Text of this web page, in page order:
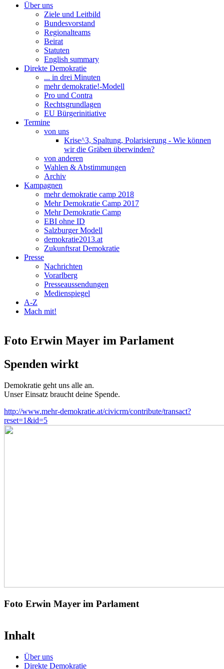
Über uns
Ziele und Leitbild
Bundesvorstand
Regionalteams
Beirat
Statuten
English summary
Direkte Demokratie
... in drei Minuten
mehr demokratie!-Modell
Pro und Contra
Rechtsgrundlagen
EU Bürgerinitiative
Termine
von uns
Krise^3, Spaltung, Polarisierung - Wie können
wir die Gräben überwinden?
von anderen
Wahlen & Abstimmungen
Archiv
Kampagnen
mehr demokratie camp 2018
Mehr Demokratie Camp 2017
Mehr Demokratie Camp
EBI ohne ID
Salzburger Modell
demokratie2013.at
Zukunftsrat Demokratie
Presse
Nachrichten
Vorarlberg
Presseaussendungen
Medienspiegel
A-Z
Mach mit!
Foto Erwin Mayer im Parlament
Spenden wirkt
Demokratie geht uns alle an.
Unser Einsatz braucht deine Spende.
http://www.mehr-demokratie.at/civicrm/contribute/transact?
reset=1&id=5
Foto Erwin Mayer im Parlament
Inhalt
Über uns
Direkte Demokratie